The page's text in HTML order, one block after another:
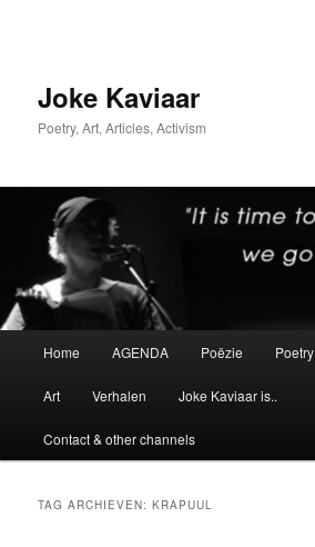
inhoud
inhoudJoke Kaviaar
Poetry, Art, Articles, Activism
Home AGENDA Poëzie Poetry
Art Verhalen Joke Kaviaar is..
Contact & other channels
TAG ARCHIEVEN:KRAPUUL